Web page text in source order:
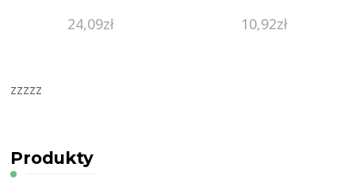
Mięta 50Ml
24,09zł 10,92zł
zzzzz
Produkty